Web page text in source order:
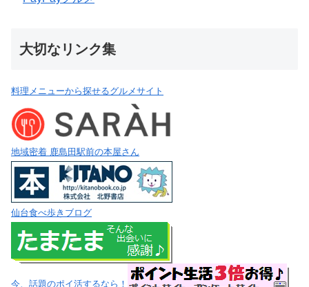
大切なリンク集
料理メニューから探せるグルメサイト
地域密着 鹿島田駅前の本屋さん
仙台食べ歩きブログ
今、話題のポイ活するなら！